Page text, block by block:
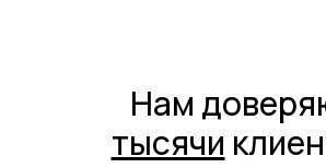
Нам
тысячи